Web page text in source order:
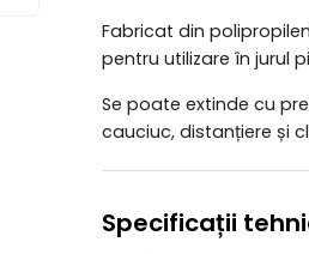
Fabricat din
pentru utilizare în jurul
Se poate extinde cu
cauciuc, distanțiere și
Specificații